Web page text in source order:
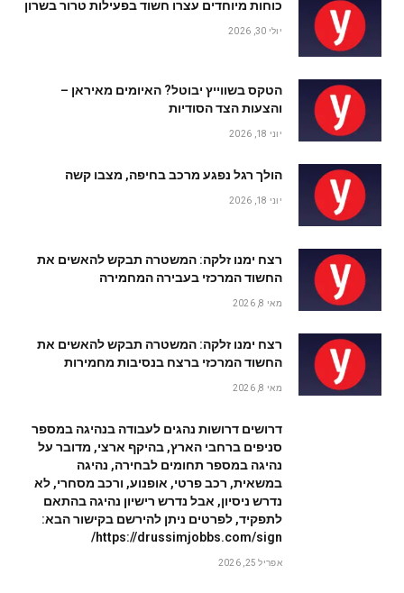
כוחות מיוחדים עצרו חשוד בפעילות טרור בשרון
יולי 30, 2026
הטקס בשווייץ יבוטל? האיומים מאיראן –
והצעות הצד הסודיות
יוני 18, 2026
הולך רגל נפגע מרכב בחיפה, מצבו קשה
יוני 18, 2026
רצח ימנו זלקה: המשטרה תבקש להאשים את
החשוד המרכזי בעבירה המחמירה
מאי 8, 2026
רצח ימנו זלקה: המשטרה תבקש להאשים את
החשוד המרכזי ברצח בנסיבות מחמירות
מאי 8, 2026
דרושים דרושות נהגים לעבודה בנהיגה במספר
סניפים ברחבי הארץ, בהיקף ארצי, מדובר על
נהיגה במספר תחומים לבחירה, נהיגה
במשאית, רכב פרטי, אופנוע, ורכב מסחרי, לא
נדרש ניסיון, אבל נדרש רישיון נהיגה בהתאם
לתפקיד, לפרטים ניתן להירשם בקישור הבא:
https://drussimjobbs.com/sign/
אפריל 25, 2026